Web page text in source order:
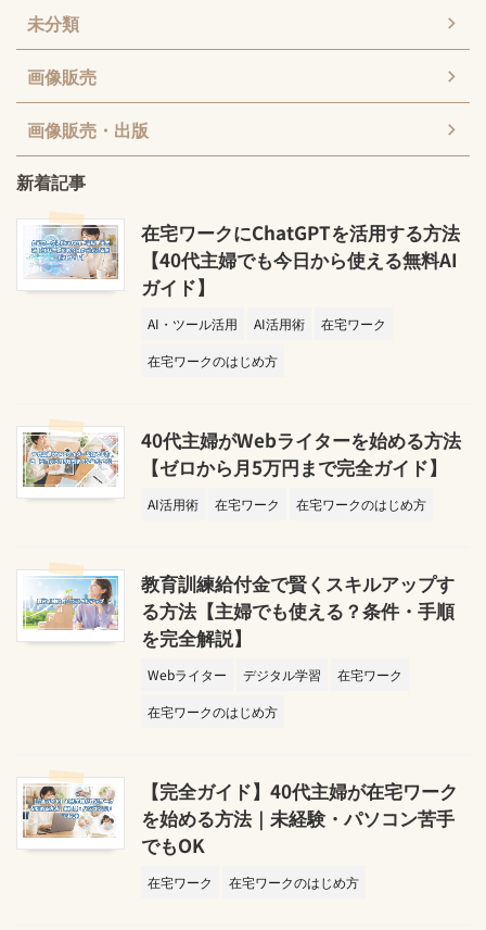
未分類
画像販売
画像販売・出版
新着記事
在宅ワークにChatGPTを活用する方法
【40代主婦でも今日から使える無料AI
ガイド】
AI・ツール活用 AI活用術
在宅ワーク
在宅ワークのはじめ方
40代主婦がWebライターを始める方法
【ゼロから月5万円まで完全ガイド】
AI活用術 在宅ワーク 在宅ワークのはじめ方
教育訓練給付金で賢くスキルアップす
る方法【主婦でも使える？条件・手順
を完全解説】
Webライター デジタル学習
在宅ワーク
在宅ワークのはじめ方
【完全ガイド】40代主婦が在宅ワーク
を始める方法｜未経験・パソコン苦手
でもOK
在宅ワーク 在宅ワークのはじめ方